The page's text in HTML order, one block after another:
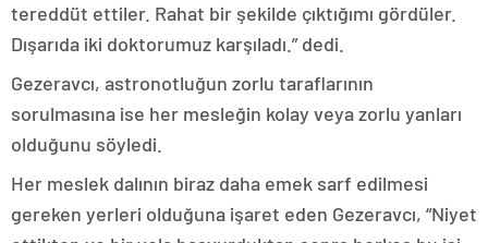
tereddüt ettiler. Rahat bir şekilde çıktığımı gördüler.
Dışarıda iki doktorumuz karşıladı.” dedi.
Gezeravcı, astronotluğun zorlu taraflarının
sorulmasına ise her mesleğin kolay veya zorlu yanları
olduğunu söyledi.
Her meslek dalının biraz daha emek sarf edilmesi
gereken yerleri olduğuna işaret eden Gezeravcı, “Niyet